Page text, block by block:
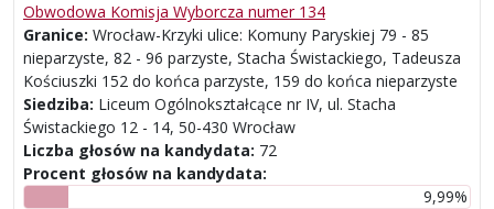
Obwodowa Komisja Wyborcza numer 134
Granice: Wrocław-Krzyki ulice: Komuny Paryskiej 79 - 85
nieparzyste, 82 - 96 parzyste, Stacha Świstackiego, Tadeusza
Kościuszki 152 do końca parzyste, 159 do końca nieparzyste
Siedziba: Liceum Ogólnokształcące nr IV, ul. Stacha
Świstackiego 12 - 14, 50-430 Wrocław
Liczba głosów na kandydata: 72
Procent głosów na kandydata:
9,99%